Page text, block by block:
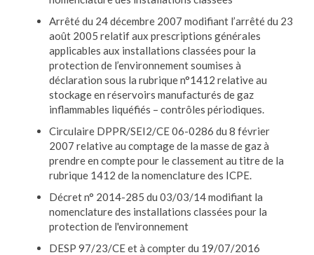
Arrêté du 24 décembre 2007 modifiant l’arrêté du 23
août 2005 relatif aux prescriptions générales
applicables aux installations classées pour la
protection de l’environnement soumises à
déclaration sous la rubrique n°1412 relative au
stockage en réservoirs manufacturés de gaz
inflammables liquéfiés – contrôles périodiques.
Circulaire DPPR/SEI2/CE 06-0286 du 8 février
2007 relative au comptage de la masse de gaz à
prendre en compte pour le classement au titre de la
rubrique 1412 de la nomenclature des ICPE.
Décret n° 2014-285 du 03/03/14 modifiant la
nomenclature des installations classées pour la
protection de l'environnement
DESP 97/23/CE et à compter du 19/07/2016